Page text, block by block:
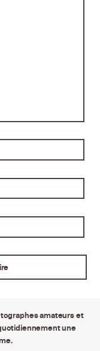
amateurs et
une